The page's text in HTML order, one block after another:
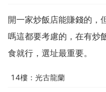
開一家炒飯店能賺錢的，
嗎這都要考慮的，在有炒
食就行，選址最重要。
14樓：光古龍蘭